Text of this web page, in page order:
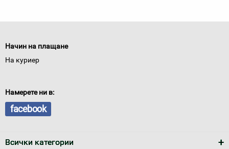
Начин на плащане
На куриер
Намерете ни в:
facebook
Всички категории